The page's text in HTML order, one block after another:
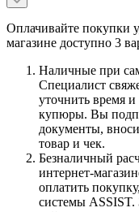
Оплачивайте покупки
магазине доступно 3
Наличные при
Специалист
уточнить время и
купюры. Вы
документы,
товар и чек.
Безналичный
интернет-
оплатить
системы ASSIST.